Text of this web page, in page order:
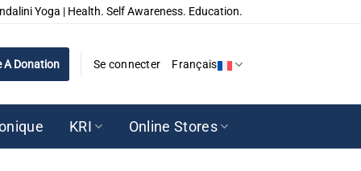
Yoga | Health. Self Awareness. Education.
A Donation Se connecter Français
KRI Online Stores